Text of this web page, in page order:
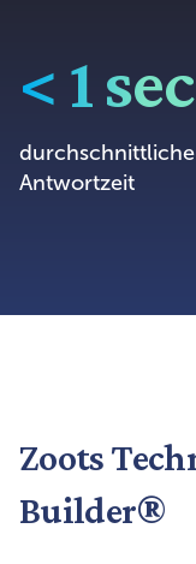
< 1 sec
durchschnittliche
Antwortzeit
Zoots
Builder®